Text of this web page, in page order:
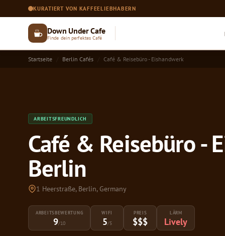
KURATIERT VON KAFFEELIEBHABERN
Down Under Cafe
Finde dein perfektes Café
Startseite Berlin Cafés Café & Reisebüro - Eishandwerk
ARBEITSFREUNDLICH
Café & Reisebüro -
Berlin
1 Heerstraße, Berlin, Germany
ARBEITSBEWERTUNG
9/10
WIFI
5/5
PREIS
$$$
LÄRM
Lively